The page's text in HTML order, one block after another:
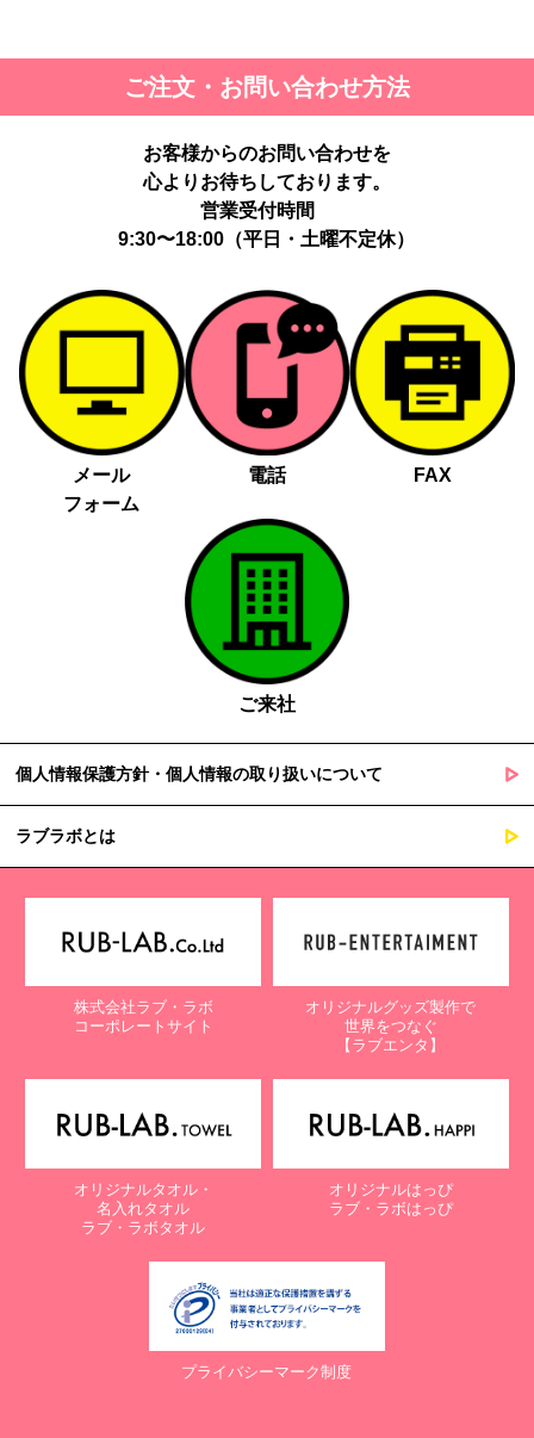
ご注文・お問い合わせ方法
お客様からのお問い合わせを
心よりお待ちしております。
営業受付時間
9:30〜18:00（平日・土曜不定休）
メール
フォーム
電話 FAX
ご来社
個人情報保護方針・個人情報の取り扱いについて
ラブラボとは
株式会社ラブ・ラボ
コーポレートサイト
オリジナルグッズ製作で
世界をつなぐ
【ラブエンタ】
オリジナルタオル・
名入れタオル
ラブ・ラボタオル
オリジナルはっぴ
ラブ・ラボはっぴ
プライバシーマーク制度